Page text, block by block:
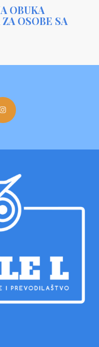
OBUKA
OSOBE SA